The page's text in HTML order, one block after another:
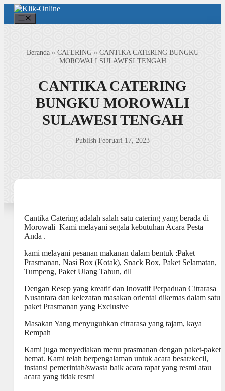
Langsung
isi
Beranda» CATERING» CANTIKA CATERING BUNGKU
MOROWALI SULAWESI TENGAH
CANTIKA CATERING
BUNGKU MOROWALI
SULAWESI TENGAH
Publish Februari 17, 2023
Cantika Catering adalah salah satu catering yang berada di
Morowali Kami melayani segala kebutuhan Acara Pesta
Anda .
kami melayani pesanan makanan dalam bentuk :Paket
Prasmanan, Nasi Box (Kotak), Snack Box, Paket Selamatan,
Tumpeng, Paket Ulang Tahun, dll
Dengan Resep yang kreatif dan Inovatif Perpaduan Citrarasa
Nusantara dan kelezatan masakan oriental dikemas dalam satu
paket Prasmanan yang Exclusive
Masakan Yang menyuguhkan citrarasa yang tajam, kaya
Rempah
Kami juga menyediakan menu prasmanan dengan paket-paket
hemat. Kami telah berpengalaman untuk acara besar/kecil,
instansi pemerintah/swasta baik acara rapat yang resmi atau
acara yang tidak resmi